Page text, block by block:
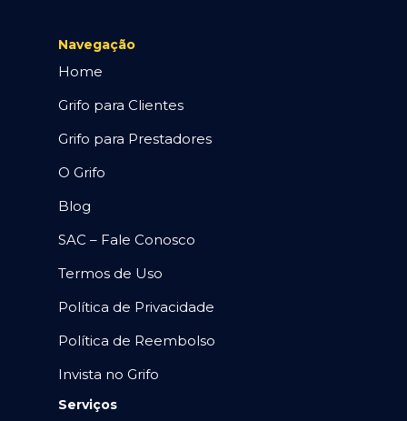
Navegação
Home
Grifo para Clientes
Grifo para Prestadores
O Grifo
Blog
SAC – Fale Conosco
Termos de Uso
Política de Privacidade
Política de Reembolso
Invista no Grifo
Serviços